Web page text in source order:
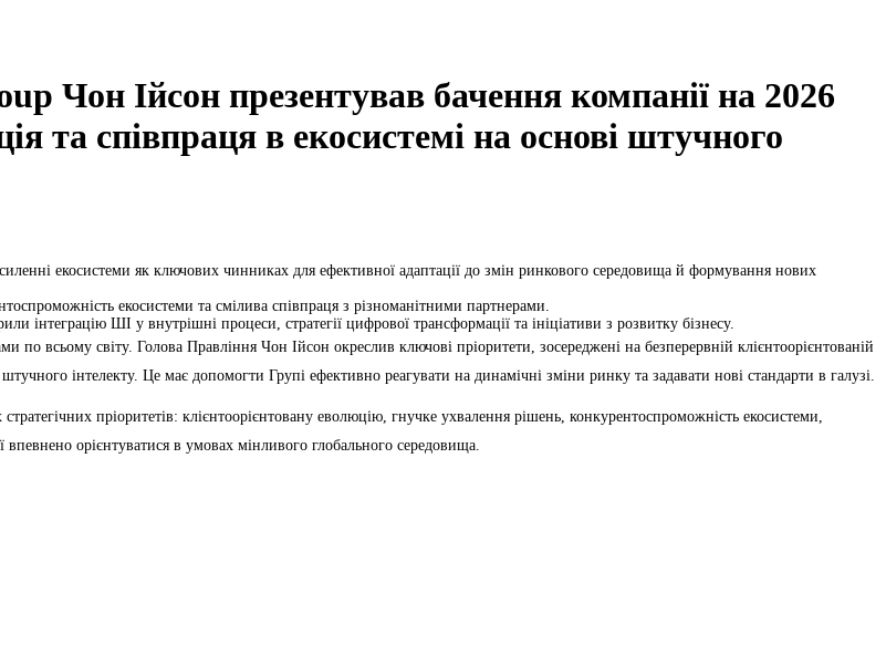
Чон Ійсон презентував бачення компанії на 2026
та співпраця в екосистемі на основі штучного
екосистеми як ключових чинниках для ефективної адаптації до змін ринкового середовища й формування нових
екосистеми та смілива співпраця з різноманітними партнерами.
інтеграцію ШІ у внутрішні процеси, стратегії цифрової трансформації та ініціативи з розвитку бізнесу.
по всьому світу. Голова Правління Чон Ійсон окреслив ключові пріоритети, зосереджені на безперервній клієнтоорієнтованій
інтелекту. Це має допомогти Групі ефективно реагувати на динамічні зміни ринку та задавати нові стандарти в галузі.
пріоритетів: клієнтоорієнтовану еволюцію, гнучке ухвалення рішень, конкурентоспроможність екосистеми,
орієнтуватися в умовах мінливого глобального середовища.